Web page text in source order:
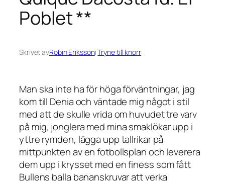
Poblet **
Skrivet avRobin ErikssoniTryne till knorr
Man ska inte ha för höga förväntningar, jag
kom till Denia och väntade mig något i stil
med att de skulle vrida om huvudet tre varv
på mig, jonglera med mina smaklökar upp i
yttre rymden, lägga upp tallrikar på
mittpunkten av en fotbollsplan och leverera
dem upp i krysset med en finess som fått
Bullens balla bananskruvar att verka